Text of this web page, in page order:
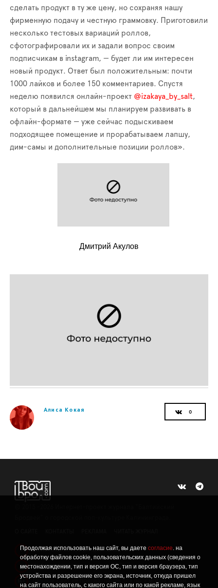
Продолжая использовать наш сайт, вы даете согласие. на
обработку файлов cookie, пользовательских данных (сведения о
местонахождении, тип и версия ОС, тип и версия браузера, тип
устройства и разрешение его экрана, источник, откуда пришел
на сайт пользователь, с какого сайта или по какой рекламе, язык
сделать продукт в ту же цену, но сохраняя нашу
фирменную подачу и честную граммовку. Приготовили
несколько тестовых вариаций роллов,
сфотографировали их и задали вопрос своим
подписчикам в instagram, — будет ли им интересен
новый продукт. Ответ был положительным: почти
1000 лайков и более 150 комментариев. Спустя
неделю появился онлайн-проект @izakaya_by_salt,
который в дальнейшем мы планируем развивать в
офлайн-формате — уже сейчас подыскиваем
подходящее помещение и прорабатываем лапшу,
дим-самы и дополнительные позиции роллов».
Дмитрий Акулов
Алиса Кокая
! Политика конфиденциальности
! Информация о проведении СОУТ
Данный сайт не предназначен для просмотра лицам